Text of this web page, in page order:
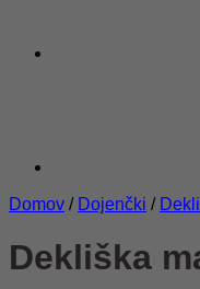
Domov / Dojenčki /
Dekliška